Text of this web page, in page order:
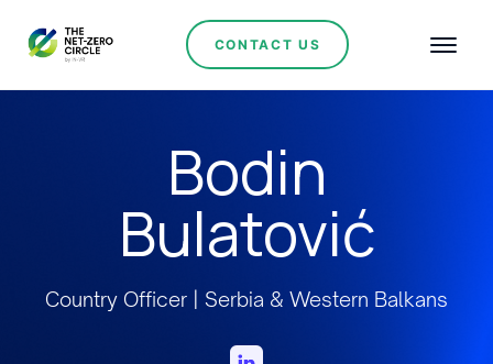
CONTACT US
Bodin
Bulatović
Country Officer | Serbia & Western Balkans